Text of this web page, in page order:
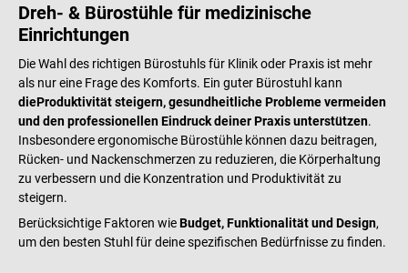
Dreh- & Bürostühle für medizinische
Einrichtungen
Die Wahl des richtigen Bürostuhls für Klinik oder Praxis ist mehr
als nur eine Frage des Komforts. Ein guter Bürostuhl kann
dieProduktivität steigern, gesundheitliche Probleme vermeiden
und den professionellen Eindruck deiner Praxis unterstützen.
Insbesondere ergonomische Bürostühle können dazu beitragen,
Rücken- und Nackenschmerzen zu reduzieren, die Körperhaltung
zu verbessern und die Konzentration und Produktivität zu
steigern.
Berücksichtige Faktoren wieBudget, Funktionalität und Design,
um den besten Stuhl für deine spezifischen Bedürfnisse zu finden.